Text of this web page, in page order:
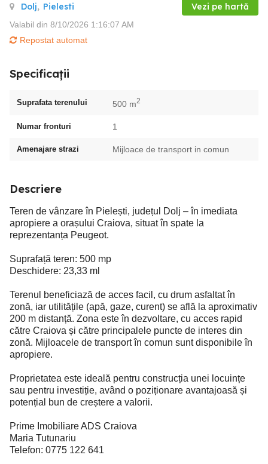
Dolj, Pielesti Vezi pe hartă
Valabil din 8/10/2026 1:16:07 AM
Repostat automat
Specificații
Suprafata terenului 500 m2
Numar fronturi 1
Amenajare strazi Mijloace de transport in comun
Descriere
Teren de vânzare în Pielești, județul Dolj – în imediata
apropiere a orașului Craiova, situat în spate la
reprezentanța Peugeot.
Suprafață teren: 500 mp
Deschidere: 23,33 ml
Terenul beneficiază de acces facil, cu drum asfaltat în
zonă, iar utilitățile (apă, gaze, curent) se află la aproximativ
200 m distanță. Zona este în dezvoltare, cu acces rapid
către Craiova și către principalele puncte de interes din
zonă. Mijloacele de transport în comun sunt disponibile în
apropiere.
Proprietatea este ideală pentru construcția unei locuințe
sau pentru investiție, având o poziționare avantajoasă și
potențial bun de creștere a valorii.
Prime Imobiliare ADS Craiova
Maria Tutunariu
Telefon: 0775 122 641